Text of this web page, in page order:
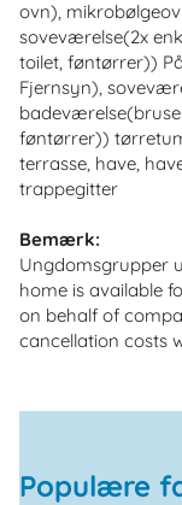
ovn),
soveværelse(2x
toilet, føntørrer))
Fjernsyn),
føntørrer))
terrasse, have,
trappegitter
Bemærk:
Ungdomsgrupper
home is available
on behalf of
cancellation costs
Populære